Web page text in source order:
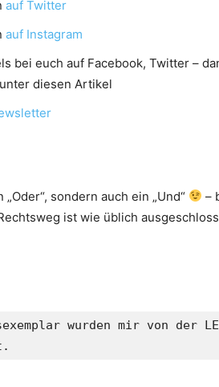
auf Twitter
auf Instagram
bei euch auf Facebook, Twitter –
diesen Artikel
sondern auch ein „Und“
–
ist wie üblich
wurden mir von der